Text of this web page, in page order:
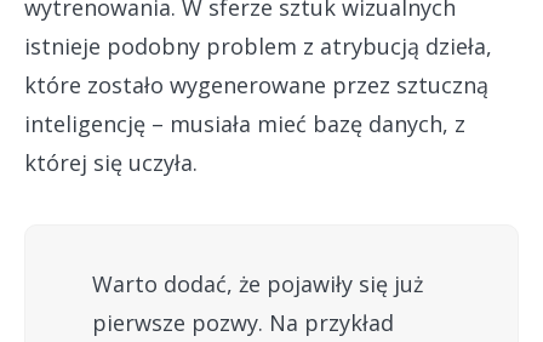
wytrenowania. W sferze sztuk wizualnych
istnieje podobny problem z atrybucją dzieła,
które zostało wygenerowane przez sztuczną
inteligencję – musiała mieć bazę danych, z
której się uczyła.
Warto dodać, że pojawiły się już
pierwsze pozwy. Na przykład